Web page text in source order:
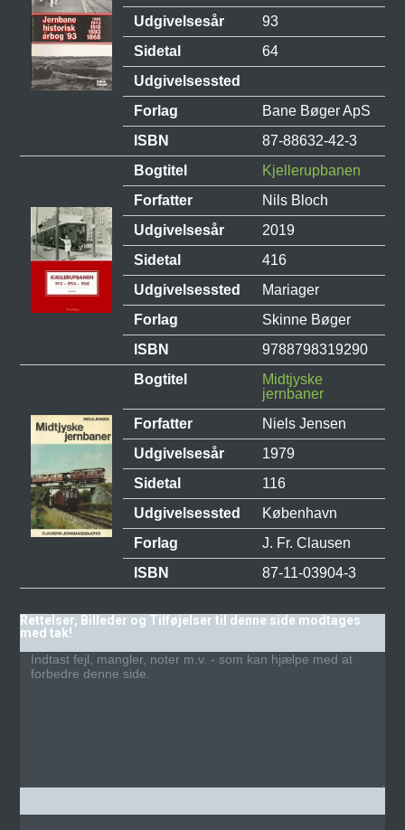
Udgivelsesår
93
Sidetal
64
Udgivelsessted
Forlag
Bane Bøger ApS
ISBN
87-88632-42-3
Bogtitel
Kjellerupbanen
Forfatter
Nils Bloch
Udgivelsesår
2019
Sidetal
416
Udgivelsessted
Mariager
Forlag
Skinne Bøger
ISBN
9788798319290
Bogtitel
Midtjyske
jernbaner
Forfatter
Niels Jensen
Udgivelsesår
1979
Sidetal
116
Udgivelsessted
København
Forlag
J. Fr. Clausen
ISBN
87-11-03904-3
Rettelser, Billeder og Tilføjelser til denne side modtages
med tak!